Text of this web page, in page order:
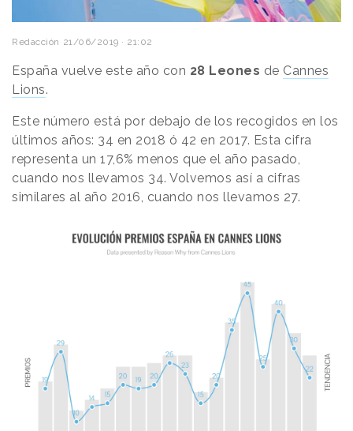
Redacción 21/06/2019 · 21:02
España vuelve este año con 28 Leones de Cannes
Lions.
Este número está por debajo de los recogidos en los
últimos años: 34 en 2018 ó 42 en 2017. Esta cifra
representa un 17,6% menos que el año pasado,
cuando nos llevamos 34. Volvemos así a cifras
similares al año 2016, cuando nos llevamos 27.